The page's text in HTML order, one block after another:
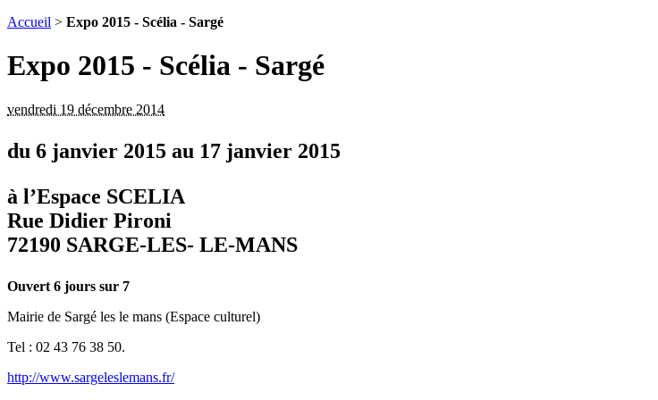
Accueil > Expo 2015 - Scélia - Sargé
Expo 2015 - Scélia - Sargé
vendredi 19 décembre 2014
du 6 janvier 2015 au 17 janvier 2015
à l’Espace SCELIA
Rue Didier Pironi
72190 SARGE-LES- LE-MANS
Ouvert 6 jours sur 7
Mairie de Sargé les le mans (Espace culturel)
Tel : 02 43 76 38 50.
http://www.sargeleslemans.fr/